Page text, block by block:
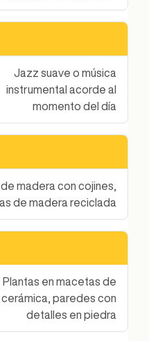
Jazz suave o música
instrumental acorde al
momento del día
madera con cojines,
de madera reciclada
Plantas en macetas de
cerámica, paredes con
detalles en piedra